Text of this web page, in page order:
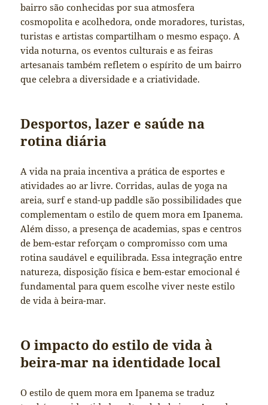
bairro são conhecidas por sua atmosfera
cosmopolita e acolhedora, onde moradores, turistas,
turistas e artistas compartilham o mesmo espaço. A
vida noturna, os eventos culturais e as feiras
artesanais também refletem o espírito de um bairro
que celebra a diversidade e a criatividade.
Desportos, lazer e saúde na
rotina diária
A vida na praia incentiva a prática de esportes e
atividades ao ar livre. Corridas, aulas de yoga na
areia, surf e stand-up paddle são possibilidades que
complementam o estilo de quem mora em Ipanema.
Além disso, a presença de academias, spas e centros
de bem-estar reforçam o compromisso com uma
rotina saudável e equilibrada. Essa integração entre
natureza, disposição física e bem-estar emocional é
fundamental para quem escolhe viver neste estilo
de vida à beira-mar.
O impacto do estilo de vida à
beira-mar na identidade local
O estilo de quem mora em Ipanema se traduz